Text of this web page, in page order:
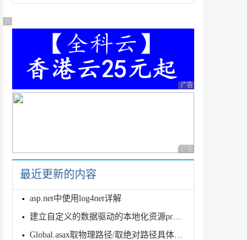
广告 商业广告，理性选择
广告 商业广告，理性
广告 商业广告，理性
最近更新的内容
asp.net中使用log4net详解
建立自定义的数据驱动的本地化资源provider
Global.asax取物理路径/取绝对路径具体方法